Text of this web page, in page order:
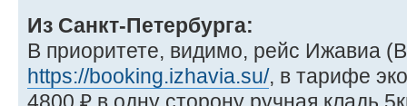
Из Санкт-Петербурга:
В приоритете, видимо, рейс Ижавиа
https://booking.izhavia.su/, в тарифе
4800 ₽ в одну сторону ручная кладь